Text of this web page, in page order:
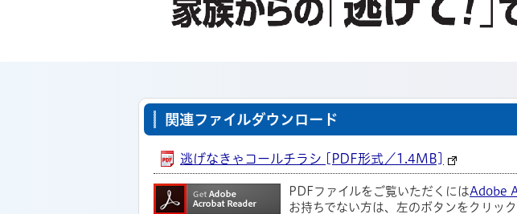
関連ファイルダウンロード
逃げなきゃコールチラシ [PDF形式／1.4MB]
PDFファイルをご覧いただくにはAdobe
お持ちでない方は、左のボタンをクリッ